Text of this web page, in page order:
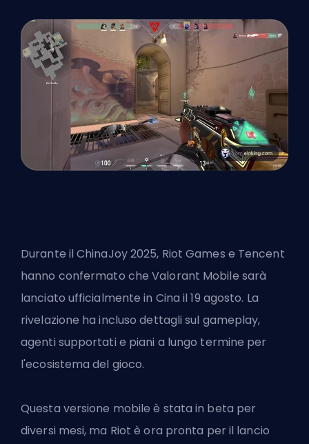
Durante il ChinaJoy 2025, Riot Games e Tencent
hanno confermato che Valorant Mobile sarà
lanciato ufficialmente in Cina il 19 agosto. La
rivelazione ha incluso dettagli sul gameplay,
agenti supportati e piani a lungo termine per
l'ecosistema del gioco.
Questa versione mobile è stata in beta per
diversi mesi, ma Riot è ora pronta per il lancio